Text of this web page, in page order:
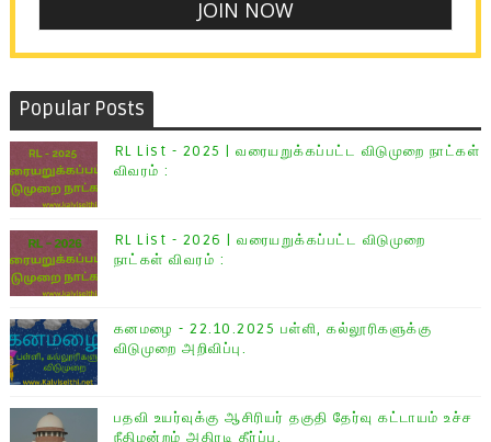
Popular Posts
RL List - 2025 | வரையறுக்கப்பட்ட விடுமுறை நாட்கள்
விவரம் :
RL List - 2026 | வரையறுக்கப்பட்ட விடுமுறை
நாட்கள் விவரம் :
கனமழை - 22.10.2025 பள்ளி, கல்லூரிகளுக்கு
விடுமுறை அறிவிப்பு.
பதவி உயர்வுக்கு ஆசிரியர் தகுதி தேர்வு கட்டாயம் உச்ச
நீதிமன்றம் அதிரடி தீர்ப்பு.